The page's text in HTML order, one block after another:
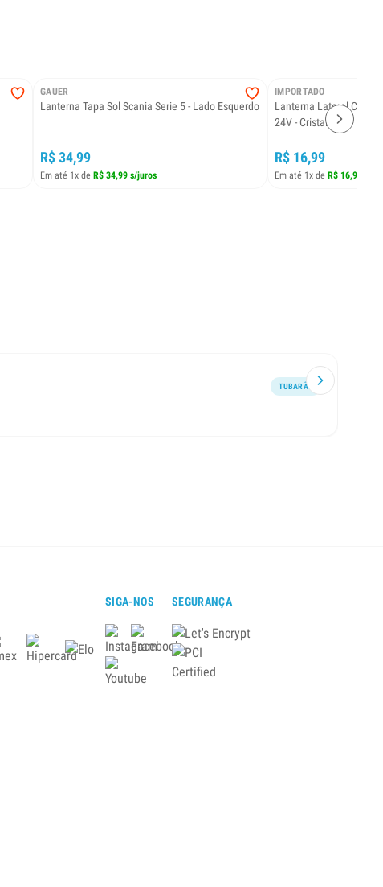
GAUER
Lanterna Tapa Sol Scania Serie 5 - Lado Esquerdo
R$ 34,99
Em até 1x de R$ 34,99 s/juros
IMPORTADO
Lanterna Lateral
24V - Cristal
R$ 16,99
Em até 1x de R$ 16,99 s/
TUBARÃO
SIGA-NOS SEGURANÇA